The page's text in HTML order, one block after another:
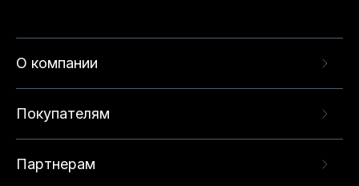
О компании
Покупателям
Партнерам